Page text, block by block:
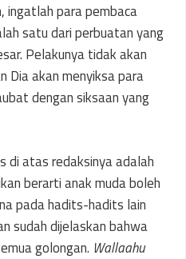
ingatlah para pembaca
satu dari perbuatan yang
Pelakunya tidak akan
Dia akan menyiksa para
dengan siksaan yang
di atas redaksinya adalah
berarti anak muda boleh
pada hadits-hadits lain
sudah dijelaskan bahwa
golongan. Wallaahu